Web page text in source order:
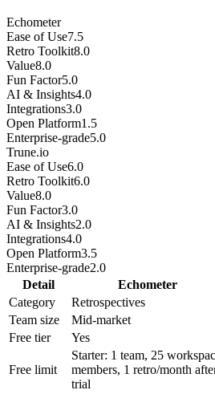
Echometer
Ease of Use7.5
Retro Toolkit8.0
Value8.0
Fun Factor5.0
AI & Insights4.0
Integrations3.0
Open Platform1.5
Enterprise-grade5.0
Trune.io
Ease of Use6.0
Retro Toolkit6.0
Value8.0
Fun Factor3.0
AI & Insights2.0
Integrations4.0
Open Platform3.5
Enterprise-grade2.0
Detail
Echometer
Category
Retrospectives
Team size
Mid-market
Free tier
Yes
Free limit
Starter: 1 team, 25
members, 1 retro/month
trial